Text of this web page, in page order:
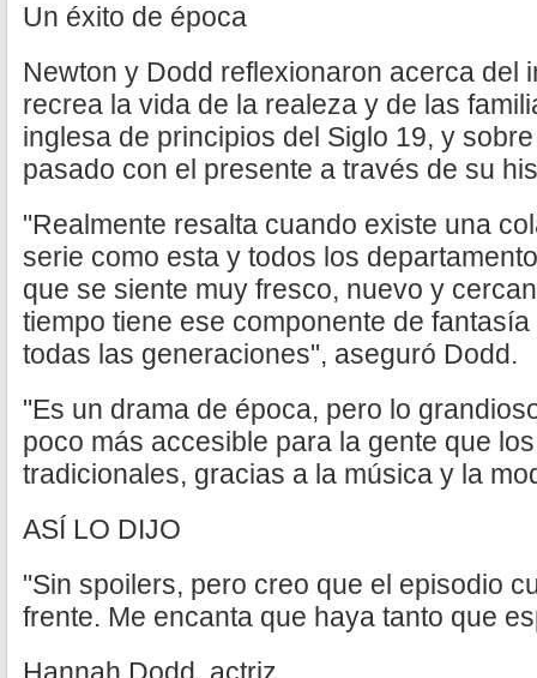
Un éxito de época
Newton y Dodd reflexionaron acerca del
recrea la vida de la realeza y de las
inglesa de principios del Siglo 19, y
pasado con el presente a través de su
"Realmente resalta cuando existe una
serie como esta y todos los
que se siente muy fresco, nuevo y
tiempo tiene ese componente de
todas las generaciones", aseguró Dodd.
"Es un drama de época, pero lo
poco más accesible para la gente que
tradicionales, gracias a la música y la
ASÍ LO DIJO
"Sin spoilers, pero creo que el episodio
frente. Me encanta que haya tanto que